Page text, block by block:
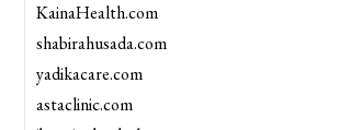
KainaHealth.com
shabirahusada.com
yadikacare.com
astaclinic.com